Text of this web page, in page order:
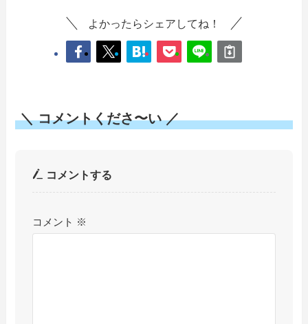
よかったらシェアしてね！
＼ コメントくださ〜い ／
コメントする
コメント ※